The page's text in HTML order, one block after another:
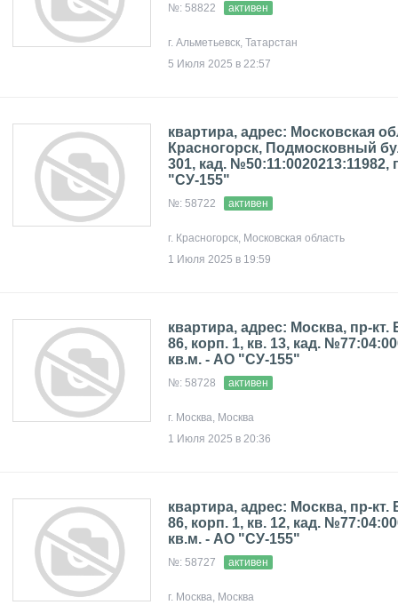
№: 58822 активен
г. Альметьевск, Татарстан
5 Июля 2025 в 22:57
квартира, адрес: Московская
Красногорск, Подмосковный
301, кад. №50:11:0020213:11982,
"СУ-155"
№: 58722 активен
г. Красногорск, Московская область
1 Июля 2025 в 19:59
квартира, адрес: Москва, пр-кт.
86, корп. 1, кв. 13, кад.
кв.м. - АО "СУ-155"
№: 58728 активен
г. Москва, Москва
1 Июля 2025 в 20:36
квартира, адрес: Москва, пр-кт.
86, корп. 1, кв. 12, кад.
кв.м. - АО "СУ-155"
№: 58727 активен
г. Москва, Москва